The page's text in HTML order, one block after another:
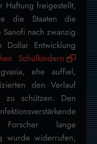
Haftung freigestellt,
die Staaten die
nach zwanzig
Entwicklung
Schulkindern
ehe auffiel,
den Verlauf
zu schützen. Den
Forscher lange
wurde widerrufen,